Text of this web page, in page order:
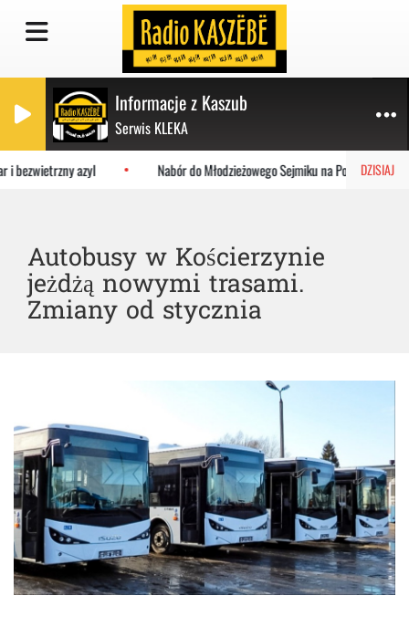
Informacje z Kaszub
Serwis KLEKA
DZISIAJ
bezwietrzny azyl Nabór do Młodzieżowego Sejmiku na Pomorzu. Zgłoś
Autobusy w Kościerzynie
jeżdżą nowymi trasami.
Zmiany od stycznia